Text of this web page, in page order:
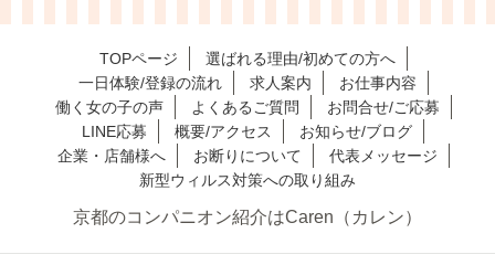
TOPページ
選ばれる理由/初めての方へ
一日体験/登録の流れ
求人案内
お仕事内容
働く女の子の声
よくあるご質問
お問合せ/ご応募
LINE応募
概要/アクセス
お知らせ/ブログ
企業・店舗様へ
お断りについて
代表メッセージ
新型ウィルス対策への取り組み
京都のコンパニオン紹介はCaren（カレン）